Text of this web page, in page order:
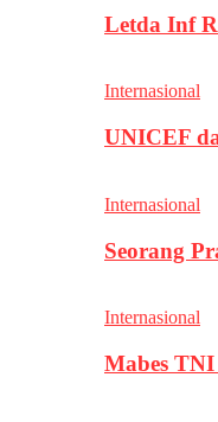
Letda Inf
Internasional
UNICEF
Internasional
Seorang
Internasional
Mabes